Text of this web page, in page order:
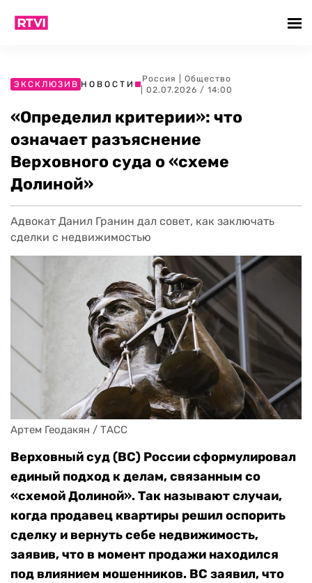
ЭКСКЛЮЗИВ НОВОСТИ
Россия
Общество
| 02.07.2026 / 14:00
«Определил критерии»: что
означает разъяснение
Верховного суда о «схеме
Долиной»
Адвокат Данил Гранин дал совет, как заключать
сделки с недвижимостью
Артем Геодакян / ТАСС
Верховный суд (ВС) России сформулировал
единый подход к делам, связанным со
«схемой Долиной». Так называют случаи,
когда продавец квартиры решил оспорить
сделку и вернуть себе недвижимость,
заявив, что в момент продажи находился
под влиянием мошенников. ВС заявил, что